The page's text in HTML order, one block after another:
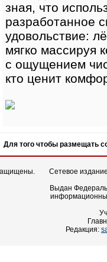
зная, что
разработанное
удовольствие:
мягко массируя
с ощущением
кто ценит
Для того чтобы размещать
Сетевое
Выдан
Редакция: